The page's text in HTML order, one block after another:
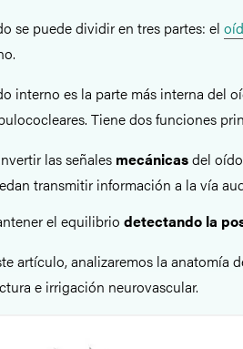
se puede dividir en tres partes: el
interno es la parte más interna del
Tiene dos funciones
las señales mecánicasdel
transmitir información a la vía
el equilibrio detectando la
artículo, analizaremos la anatomía
e irrigación neurovascular.